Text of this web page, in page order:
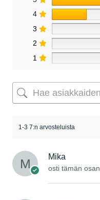
4
3
2
1
1-3 7:n arvosteluista
Mika
osti tämän osan